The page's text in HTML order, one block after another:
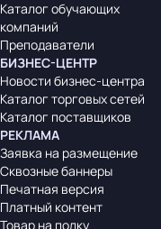
Каталог обучающих
компаний
Преподаватели
БИЗНЕС-ЦЕНТР
Новости бизнес-центра
Каталог торговых сетей
Каталог поставщиков
РЕКЛАМА
Заявка на размещение
Сквозные баннеры
Печатная версия
Платный контент
Товар на полку